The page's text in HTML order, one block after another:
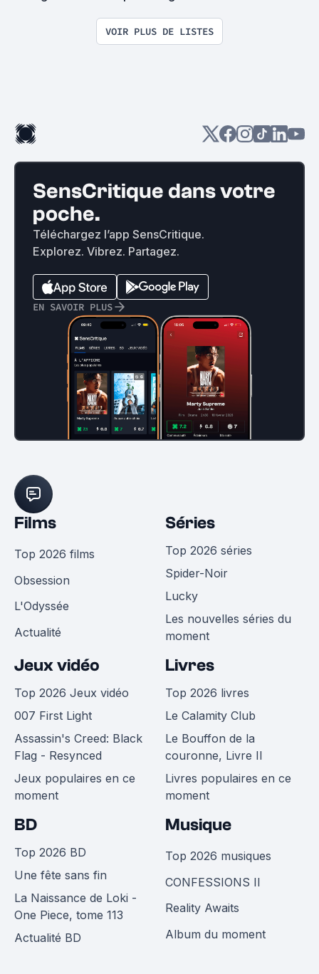
VOIR PLUS DE LISTES
SensCritique dans votre
poche.
Téléchargez l’app SensCritique.
Explorez. Vibrez. Partagez.
EN SAVOIR PLUS
Films
Top 2026 films
Obsession
L'Odyssée
Actualité
Séries
Top 2026 séries
Spider-Noir
Lucky
Les nouvelles séries du
moment
Jeux vidéo
Top 2026 Jeux vidéo
007 First Light
Assassin's Creed: Black
Flag - Resynced
Jeux populaires en ce
moment
Livres
Top 2026 livres
Le Calamity Club
Le Bouffon de la
couronne, Livre II
Livres populaires en ce
moment
BD
Top 2026 BD
Une fête sans fin
La Naissance de Loki -
One Piece, tome 113
Actualité BD
Musique
Top 2026 musiques
CONFESSIONS II
Reality Awaits
Album du moment